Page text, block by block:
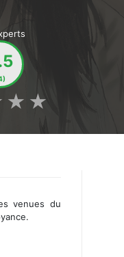
★
★
venues du